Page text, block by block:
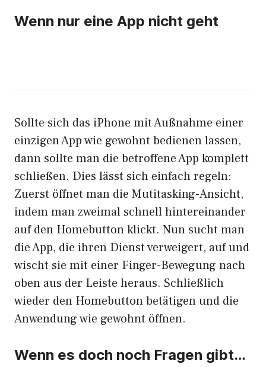
Wenn nur eine App nicht geht
Sollte sich das iPhone mit Außnahme einer
einzigen App wie gewohnt bedienen lassen,
dann sollte man die betroffene App komplett
schließen. Dies lässt sich einfach regeln:
Zuerst öffnet man die Mutitasking-Ansicht,
indem man zweimal schnell hintereinander
auf den Homebutton klickt. Nun sucht man
die App, die ihren Dienst verweigert, auf und
wischt sie mit einer Finger-Bewegung nach
oben aus der Leiste heraus. Schließlich
wieder den Homebutton betätigen und die
Anwendung wie gewohnt öffnen.
Wenn es doch noch Fragen gibt…